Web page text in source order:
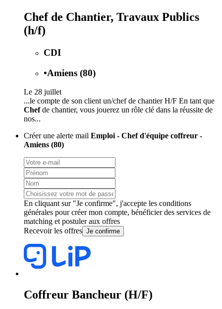
Chef de Chantier, Travaux Publics
(h/f)
CDI
•Amiens (80)
Le 28 juillet
...le compte de son client un/chef de chantier H/F En tant que
Chefde chantier, vous jouerez un rôle clé dans la réussite de
nos...
Créer une alerte mail Emploi - Chef d'équipe coffreur -
Amiens (80)
En cliquant sur "Je confirme", j'accepte les conditions
générales pour créer mon compte, bénéficier des services de
matching et postuler aux offres
Recevoir les offres Je confirme
Coffreur Bancheur (H/F)